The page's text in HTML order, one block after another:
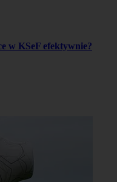
w KSeF efektywnie?